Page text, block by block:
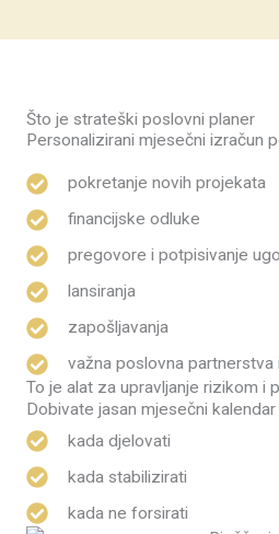
Što je strateški poslovni planer
Personalizirani mjesečni izračun
pokretanje novih projekata
financijske odluke
pregovore i potpisivanje
lansiranja
zapošljavanja
važna poslovna partnerstva
To je alat za upravljanje rizikom i
Dobivate jasan mjesečni
kada djelovati
kada stabilizirati
kada ne forsirati